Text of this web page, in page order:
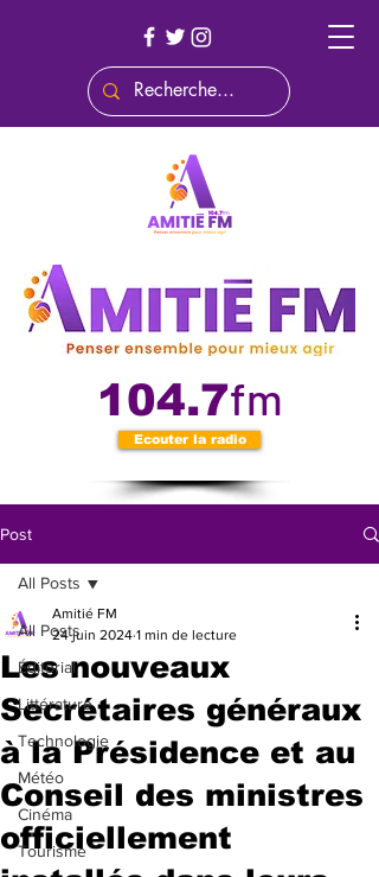
104.7fm
Ecouter la radio
Post
All Posts
Éditorial
Littérature
Technologie
Météo
Cinéma
Tourisme
All Posts
Les nouveaux
Secrétaires généraux
à la Présidence et au
Conseil des ministres
officiellement
Amitié FM
24 juin 2024 1 min de lecture